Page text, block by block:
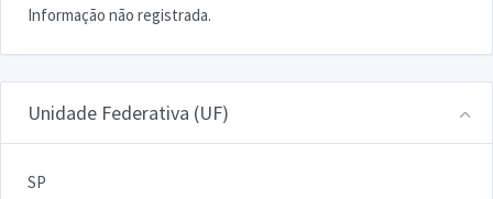
Informação não registrada.
Unidade Federativa (UF)
SP